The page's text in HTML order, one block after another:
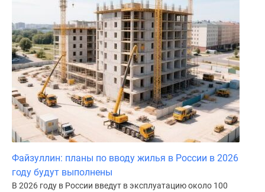
Файзуллин: планы по вводу жилья в России в 2026
году будут выполнены
В 2026 году в России введут в эксплуатацию около 100